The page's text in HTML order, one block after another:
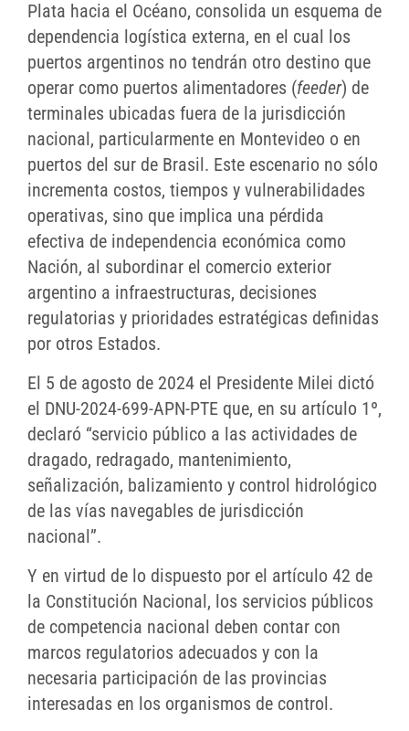
Plata hacia el Océano, consolida un esquema de
dependencia logística externa, en el cual los
puertos argentinos no tendrán otro destino que
operar como puertos alimentadores (feeder) de
terminales ubicadas fuera de la jurisdicción
nacional, particularmente en Montevideo o en
puertos del sur de Brasil. Este escenario no sólo
incrementa costos, tiempos y vulnerabilidades
operativas, sino que implica una pérdida
efectiva de independencia económica como
Nación, al subordinar el comercio exterior
argentino a infraestructuras, decisiones
regulatorias y prioridades estratégicas definidas
por otros Estados.
El 5 de agosto de 2024 el Presidente Milei dictó
el DNU-2024-699-APN-PTE que, en su artículo 1º,
declaró “servicio público a las actividades de
dragado, redragado, mantenimiento,
señalización, balizamiento y control hidrológico
de las vías navegables de jurisdicción
nacional”.
Y en virtud de lo dispuesto por el artículo 42 de
la Constitución Nacional, los servicios públicos
de competencia nacional deben contar con
marcos regulatorios adecuados y con la
necesaria participación de las provincias
interesadas en los organismos de control.